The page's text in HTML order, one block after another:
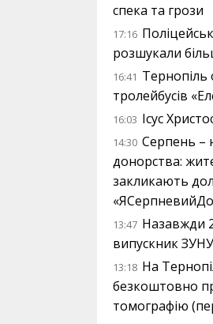
спека та грози
17:16
розшукали
16:41
тролейбусів
16:03 Ісус
14:30 Серпень –
донорства:
закликають
13:47 Назавжди
випускник
13:18 На
безкоштовно
томографію